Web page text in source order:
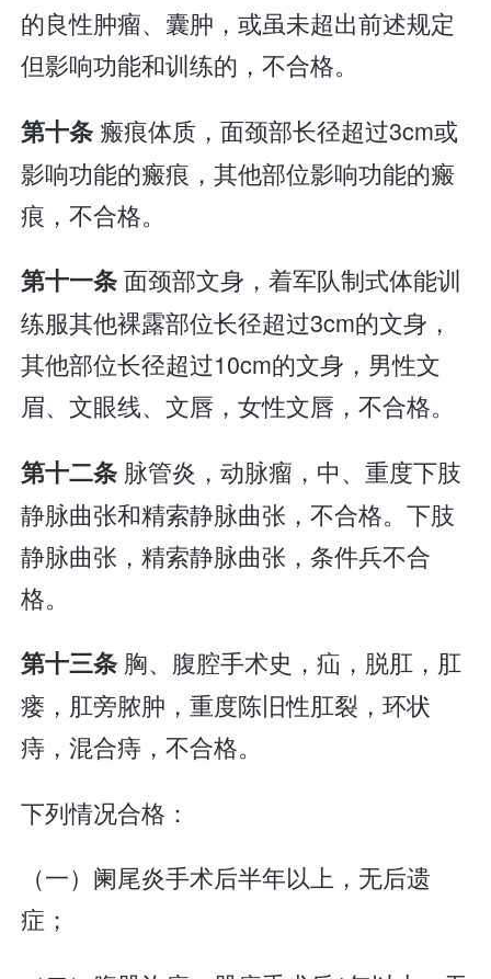
的良性肿瘤、囊肿，或虽未超出前述规定
但影响功能和训练的，不合格。
第十条 瘢痕体质，面颈部长径超过3cm或
影响功能的瘢痕，其他部位影响功能的瘢
痕，不合格。
第十一条面颈部文身，着军队制式体能训
练服其他裸露部位长径超过3cm的文身，
其他部位长径超过10cm的文身，男性文
眉、文眼线、文唇，女性文唇，不合格。
第十二条 脉管炎，动脉瘤，中、重度下肢
静脉曲张和精索静脉曲张，不合格。下肢
静脉曲张，精索静脉曲张，条件兵不合
格。
第十三条 胸、腹腔手术史，疝，脱肛，肛
瘘，肛旁脓肿，重度陈旧性肛裂，环状
痔，混合痔，不合格。
下列情况合格：
（一）阑尾炎手术后半年以上，无后遗
症；